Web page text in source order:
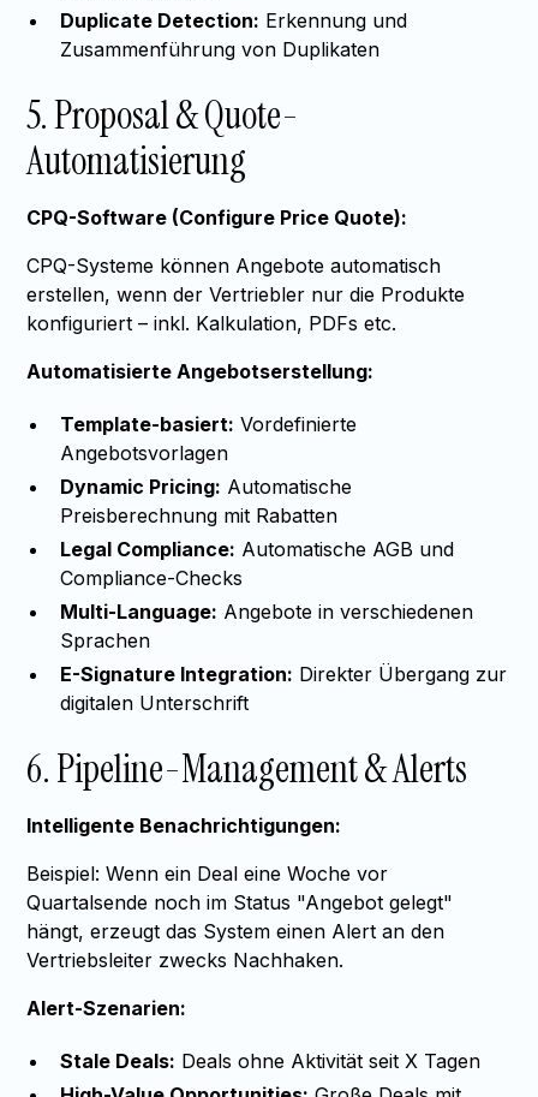
Duplicate Detection: Erkennung und
Zusammenführung von Duplikaten
5. Proposal & Quote-
Automatisierung
CPQ-Software (Configure Price Quote):
CPQ-Systeme können Angebote automatisch
erstellen, wenn der Vertriebler nur die Produkte
konfiguriert – inkl. Kalkulation, PDFs etc.
Automatisierte Angebotserstellung:
Template-basiert: Vordefinierte
Angebotsvorlagen
Dynamic Pricing: Automatische
Preisberechnung mit Rabatten
Legal Compliance: Automatische AGB und
Compliance-Checks
Multi-Language: Angebote in verschiedenen
Sprachen
E-Signature Integration: Direkter Übergang zur
digitalen Unterschrift
6. Pipeline-Management & Alerts
Intelligente Benachrichtigungen:
Beispiel: Wenn ein Deal eine Woche vor
Quartalsende noch im Status "Angebot gelegt"
hängt, erzeugt das System einen Alert an den
Vertriebsleiter zwecks Nachhaken.
Alert-Szenarien:
Stale Deals: Deals ohne Aktivität seit X Tagen